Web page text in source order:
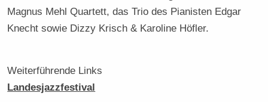
Magnus Mehl Quartett, das Trio des Pianisten Edgar
Knecht sowie Dizzy Krisch & Karoline Höfler.
Weiterführende Links
Landesjazzfestival